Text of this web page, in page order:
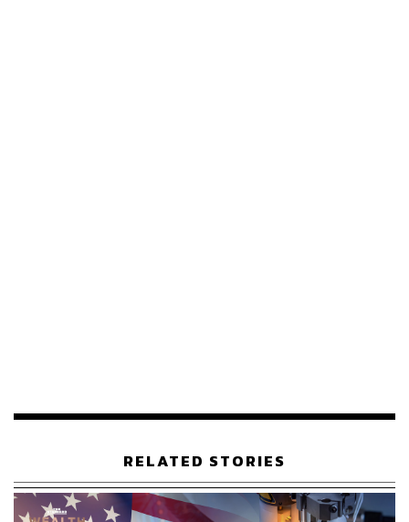
“ความสัมพันธ์ระหว่างประเทศกับสหรัฐฯ เรามีสัมพันธ์
ไทยเตรียมรับแรงกระแทกทางเศรษฐกิจ ‘2 เด้ง’
RELATED STORIES